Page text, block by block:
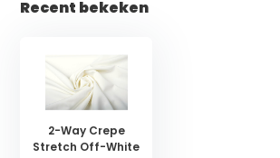
Recent bekeken
2-Way Crepe
Stretch Off-White